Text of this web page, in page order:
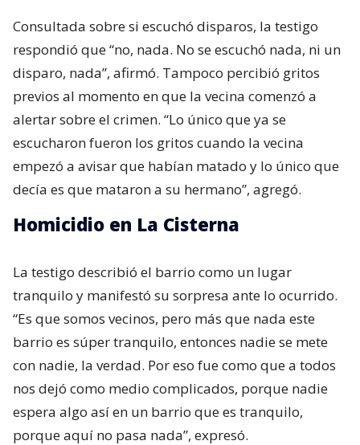
Consultada sobre si escuchó disparos, la testigo
respondió que “no, nada. No se escuchó nada, ni un
disparo, nada”, afirmó. Tampoco percibió gritos
previos al momento en que la vecina comenzó a
alertar sobre el crimen. “Lo único que ya se
escucharon fueron los gritos cuando la vecina
empezó a avisar que habían matado y lo único que
decía es que mataron a su hermano”, agregó.
Homicidio en La Cisterna
La testigo describió el barrio como un lugar
tranquilo y manifestó su sorpresa ante lo ocurrido.
“Es que somos vecinos, pero más que nada este
barrio es súper tranquilo, entonces nadie se mete
con nadie, la verdad. Por eso fue como que a todos
nos dejó como medio complicados, porque nadie
espera algo así en un barrio que es tranquilo,
porque aquí no pasa nada”, expresó.